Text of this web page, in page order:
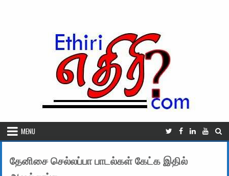
MENU
தேனிசை செல்லப்பா பாடல்கள் கேட்க இதில்